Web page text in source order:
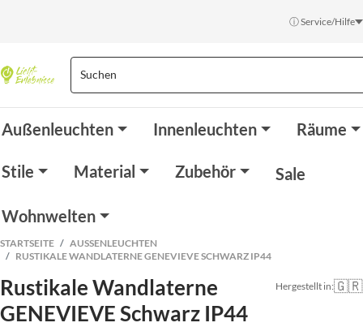
ⓘ Service/Hilfe
Außenleuchten Innenleuchten Räume
Stile Material Zubehör Sale
Wohnwelten
STARTSEITE
AUSSENLEUCHTEN
RUSTIKALE WANDLATERNE GENEVIEVE SCHWARZ IP44
Rustikale Wandlaterne
GENEVIEVE Schwarz IP44
Hergestellt in:🇬🇷